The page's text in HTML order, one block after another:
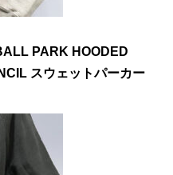
PARK HOODED
スウェットパーカー